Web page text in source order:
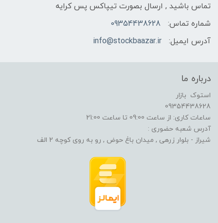
تماس باشید , ارسال بصورت تیپاکس پس کرایه
شماره تماس:
09354438628
آدرس ایمیل:
info@stockbaazar.ir
درباره ما
استوک بازار
09354438628
ساعات کاری: از ساعت 09:00 تا ساعت 21:00
آدرس شعبه حضوری :
شیراز - بلوار زرهی , میدان باغ حوض , رو به روی کوچه 2 الف